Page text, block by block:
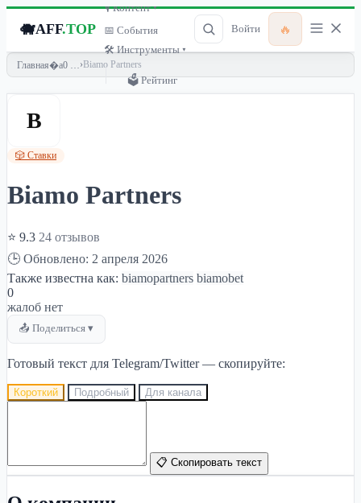
🐗AFF.TOP
🎙 Контент ▾
📅 События
🛠 Инструменты ▾
🗳 Рейтинг
Войти 🔥
Главная › Biamo Partners
B
🎲 Ставки
Biamo Partners
⭐ 9.3 24 отзывов
🕒 Обновлено: 2 апреля 2026
Также известна как: biamopartners biamobet
0
жалоб нет
📤 Поделиться ▾
Готовый текст для Telegram/Twitter — скопируйте:
Короткий Подробный Для канала
📋 Скопировать текст